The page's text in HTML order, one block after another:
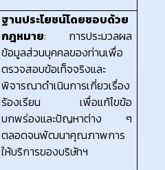
ฐานประโยชน์โดยชอบด้วย
กฎหมาย: การประมวลผล
ข้อมูลส่วนบุคคลของท่านเพื่อ
ตรวจสอบข้อเท็จจริงและ
พิจารณาดำเนินการเกี่ยวเรื่อง
ร้องเรียน เพื่อแก้ไขข้อ
บกพร่องและปัญหาต่าง ๆ
ตลอดจนพัฒนาคุณภาพการ
ให้บริการของบริษัทฯ